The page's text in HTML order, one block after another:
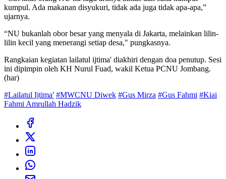
kumpul. Ada makanan disyukuri, tidak ada juga tidak apa-apa,”
ujarnya.
“NU bukanlah obor besar yang menyala di Jakarta, melainkan lilin-
lilin kecil yang menerangi setiap desa," pungkasnya.
Rangkaian kegiatan lailatul ijtima' diakhiri dengan doa penutup. Sesi
ini dipimpin oleh KH Nurul Fuad, wakil Ketua PCNU Jombang.
(har)
#Lailatul Ijtima' #MWCNU Diwek #Gus Mirza #Gus Fahmi #Kiai
Fahmi Amrullah Hadzik